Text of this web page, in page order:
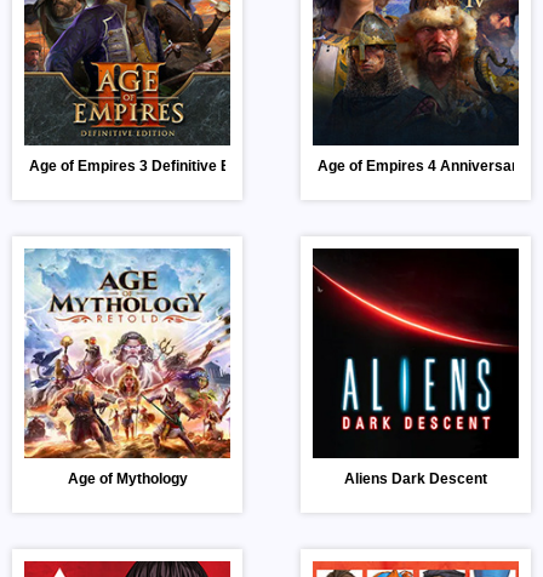
Age of Empires 3 Definitive Edition Age of Empires 4 Anniversary
Age of Mythology Aliens Dark Descent